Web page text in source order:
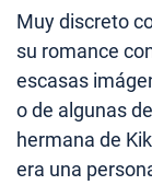
Muy discreto
su romance
escasas
o de algunas
hermana de
era una